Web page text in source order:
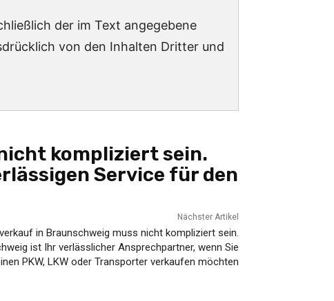
der im Text angegebene
von den Inhalten Dritter und
kompliziert sein.
Service für den
Nächster Artikel
in Braunschweig muss nicht kompliziert sein.
ist Ihr verlässlicher Ansprechpartner, wenn Sie
PKW, LKW oder Transporter verkaufen möchten